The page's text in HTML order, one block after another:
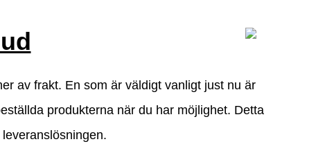
av frakt. En som är väldigt vanligt just nu är
produkterna när du har möjlighet. Detta